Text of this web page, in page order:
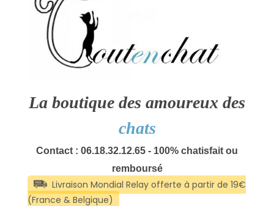
La boutique des amoureux des
chats
Contact : 06.18.32.12.65 - 100% chatisfait ou
remboursé